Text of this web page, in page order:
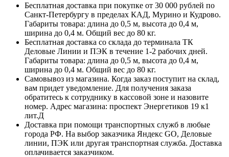
Бесплатная доставка при покупке от 30 000 рублей по
Санкт-Петербургу в пределах КАД, Мурино и Кудрово.
Габариты товара: длина до 0,5 м, высота до 0,4 м,
ширина до 0,4 м. Общий вес до 80 кг.
Бесплатная доставка со склада до терминала ТК
Деловые Линии и ПЭК в течение 1-2 рабочих дней.
Габариты товара: длина до 0,5 м, высота до 0,4 м,
ширина до 0,4 м. Общий вес до 80 кг.
Самовывоз из магазина. Когда заказ поступит на склад,
вам придет уведомление. Для получения заказа
обратитесь к сотруднику в кассовой зоне и назовите
номер. Адрес магазина: проспект Энергетиков 19 к1
лит.Д
Доставка при помощи транспортных служб в любые
города РФ. На выбор заказчика Яндекс GO, Деловые
линии, ПЭК или другая транспортная служба. Доставка
оплачивается заказчиком.